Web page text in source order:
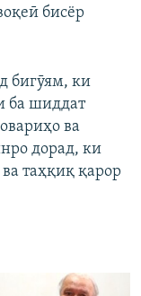
бисёр
бигӯям, ки
ба шиддат
ва
дорад, ки
таҳқиқ қарор